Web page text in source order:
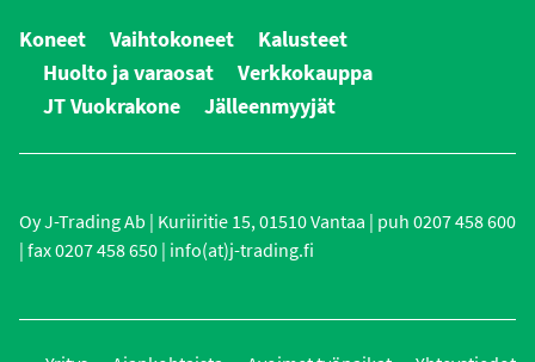
Koneet Vaihtokoneet
Kalusteet
Huolto ja varaosat
Verkkokauppa
JT Vuokrakone
Jälleenmyyjät
Oy J-Trading Ab | Kuriiritie 15, 01510 Vantaa | puh 0207 458 600
| fax 0207 458 650 | info(at)j-trading.fi